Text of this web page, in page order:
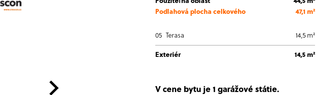
Podlahová plocha celkového
47,1 m²
05 Terasa 14,5 m²
Exteriér 14,5 m²
V cene bytu je 1 garážové státie.